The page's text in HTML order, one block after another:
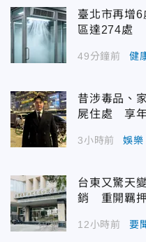
臺北市再增
區達274處
49分鐘前 健
昔涉毒品、
屍住處 享
3小時前 娛樂
台東又驚天
銷 重開羈
12小時前 要